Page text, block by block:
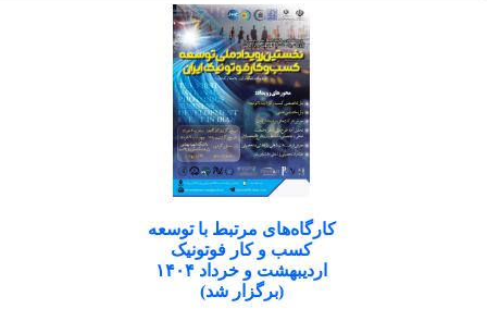
کارگاه‌های مرتبط با توسعه
کسب و کار فوتونیک
اردیبهشت و خرداد ۱۴۰۴
(برگزار شد)